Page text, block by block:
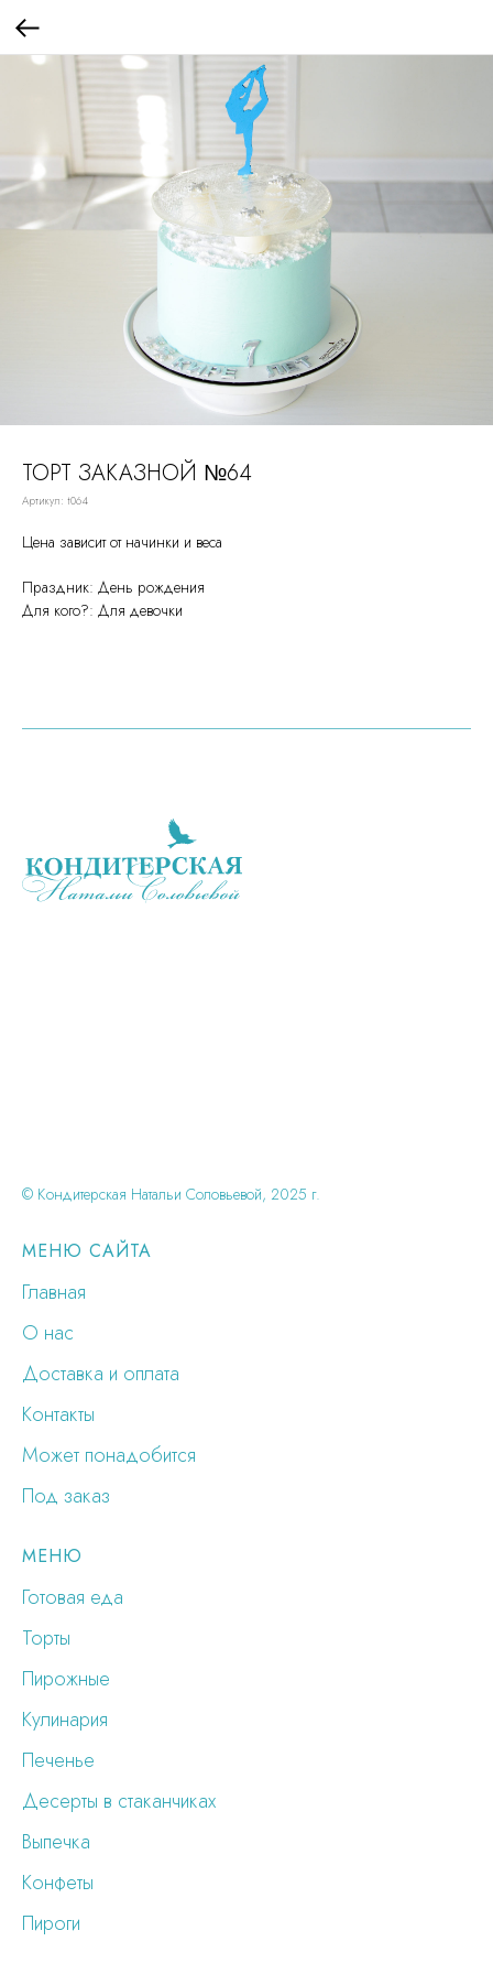
ТОРТ ЗАКАЗНОЙ №64
Артикул: t064
Цена зависит от начинки и веса
Праздник: День рождения
Для кого?: Для девочки
© Кондитерская Натальи Соловьевой, 2025 г.
МЕНЮ САЙТА
Главная
О нас
Доставка и оплата
Контакты
Может понадобится
Под заказ
МЕНЮ
Готовая еда
Торты
Пирожные
Кулинария
Печенье
Десерты в стаканчиках
Выпечка
Конфеты
Пироги